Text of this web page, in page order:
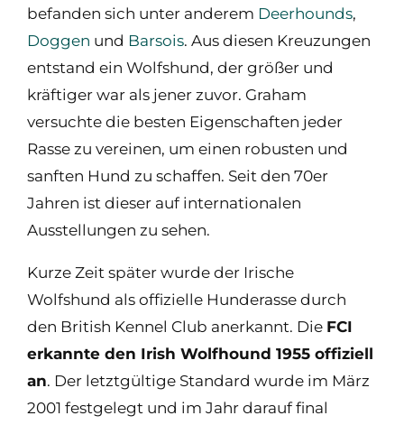
befanden sich unter anderem Deerhounds,
Doggen und Barsois. Aus diesen Kreuzungen
entstand ein Wolfshund, der größer und
kräftiger war als jener zuvor. Graham
versuchte die besten Eigenschaften jeder
Rasse zu vereinen, um einen robusten und
sanften Hund zu schaffen. Seit den 70er
Jahren ist dieser auf internationalen
Ausstellungen zu sehen.
Kurze Zeit später wurde der Irische
Wolfshund als offizielle Hunderasse durch
den British Kennel Club anerkannt. Die FCI
erkannte den Irish Wolfhound 1955 offiziell
an. Der letztgültige Standard wurde im März
2001 festgelegt und im Jahr darauf final